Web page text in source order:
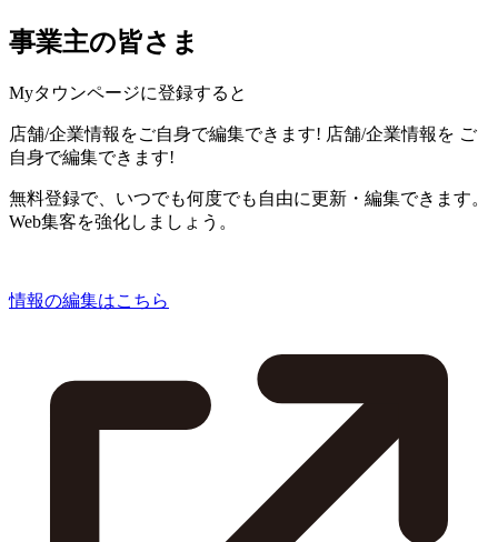
事業主の皆さま
Myタウンページに登録すると
店舗/企業情報をご自身で編集できます! 店舗/企業情報を ご
自身で編集できます!
無料登録で、いつでも何度でも自由に更新・編集できます。
Web集客を強化しましょう。
情報の編集はこちら